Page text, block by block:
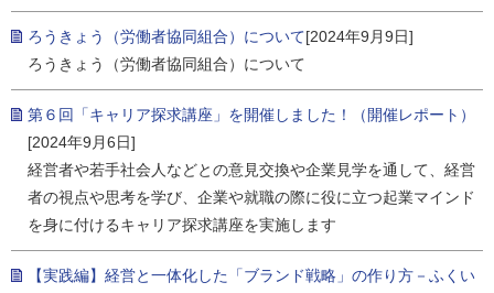
ろうきょう（労働者協同組合）について[2024年9月9日]
ろうきょう（労働者協同組合）について
第６回「キャリア探求講座」を開催しました！（開催レポート）
[2024年9月6日]
経営者や若手社会人などとの意見交換や企業見学を通して、経営
者の視点や思考を学び、企業や就職の際に役に立つ起業マインド
を身に付けるキャリア探求講座を実施します
【実践編】経営と一体化した「ブランド戦略」の作り方－ふくい